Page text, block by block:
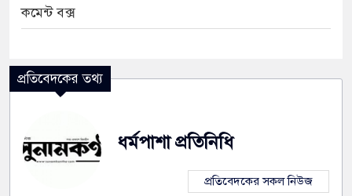
নৌকাডুবিতে নিহত ২, নিখোঁজ ২, ভবানীপুরে শোকের
অভিযোগে সংবাদ সম্মেলন, নিরাপত্তা ও সুষ্ঠু
কমেন্ট বক্স
প্রতিবেদকের তথ্য
ধর্মপাশা প্রতিনিধি
প্রতিবেদকের সকল নিউজ